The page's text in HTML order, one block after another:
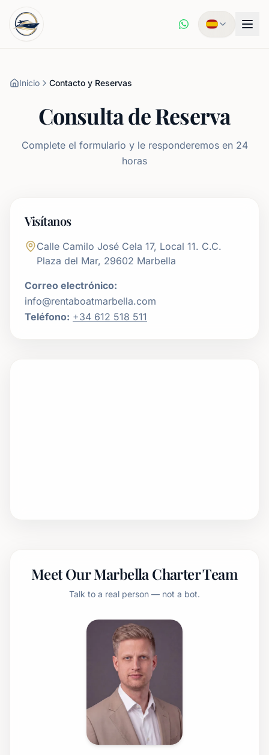
Inicio Contacto y Reservas
Consulta de Reserva
Complete el formulario y le responderemos en 24
horas
Visítanos
Calle Camilo José Cela 17, Local 11. C.C.
Plaza del Mar, 29602 Marbella
Correo electrónico:
info@rentaboatmarbella.com
Teléfono: +34 612 518 511
Meet Our Marbella Charter Team
Talk to a real person — not a bot.